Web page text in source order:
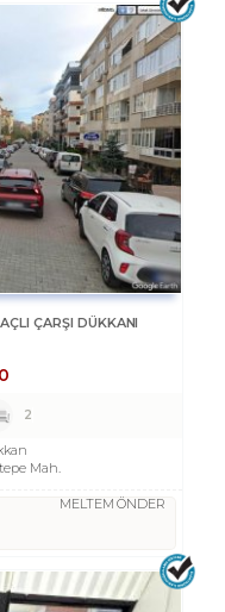
ÇARŞI DÜKKANI
2
Mah.
MELTEM ÖNDER